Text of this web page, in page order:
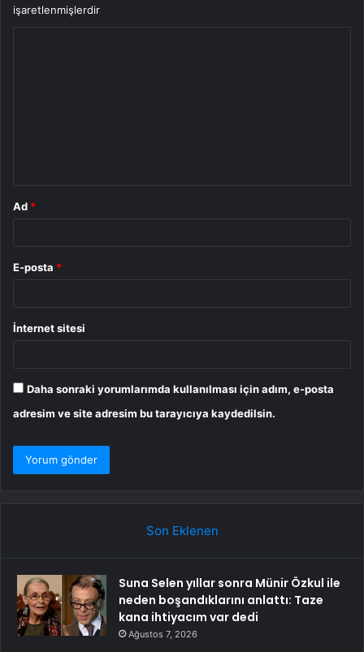
işaretlenmişlerdir
Ad *
E-posta *
İnternet sitesi
Daha sonraki yorumlarımda kullanılması için adım, e-posta
adresim ve site adresim bu tarayıcıya kaydedilsin.
Son Eklenen
Suna Selen yıllar sonra Münir Özkul ile
neden boşandıklarını anlattı: Taze
kana ihtiyacım var dedi
Ağustos 7, 2026